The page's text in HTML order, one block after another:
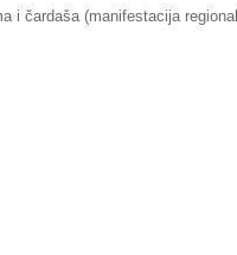
i čardaša (manifestacija